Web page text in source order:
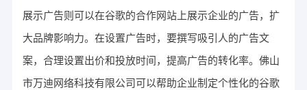
展示广告则可以在谷歌的合作网站上展示企业的广告，扩
大品牌影响力。在设置广告时，要撰写吸引人的广告文
案，合理设置出价和投放时间，提高广告的转化率。佛山
市万迪网络科技有限公司可以帮助企业制定个性化的谷歌